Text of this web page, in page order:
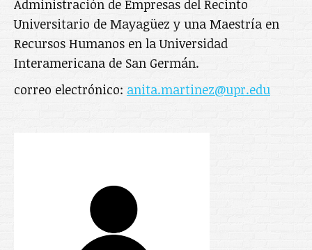
Administración de Empresas del Recinto
Universitario de Mayagüez y una Maestría en
Recursos Humanos en la Universidad
Interamericana de San Germán.
correo electrónico: anita.martinez@upr.edu